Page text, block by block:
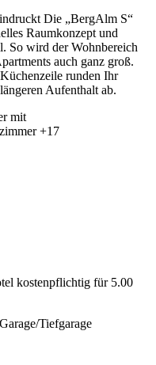
Die „BergAlm S“
Raumkonzept und
So wird der Wohnbereich
auch ganz groß.
runden Ihr
Aufenthalt ab.
mit
+17
kostenpflichtig für 5.00
Tiefgarage